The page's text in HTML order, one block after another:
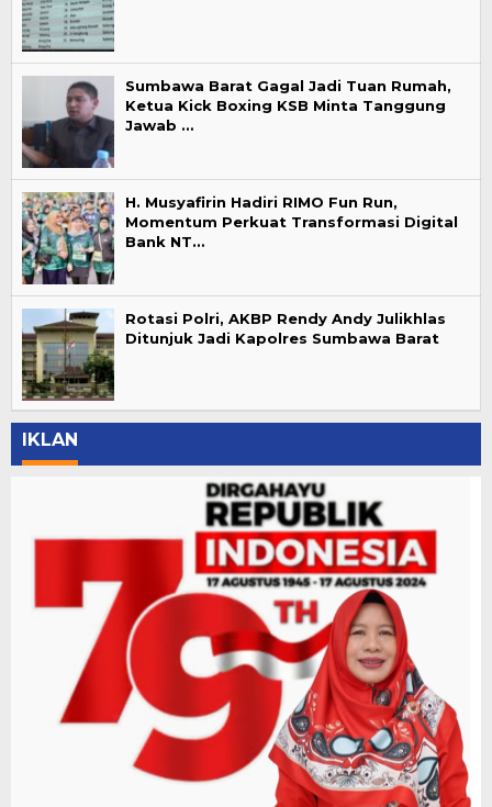
Sumbawa Barat Gagal Jadi Tuan Rumah,
Ketua Kick Boxing KSB Minta Tanggung
Jawab …
H. Musyafirin Hadiri RIMO Fun Run,
Momentum Perkuat Transformasi Digital
Bank NT…
Rotasi Polri, AKBP Rendy Andy Julikhlas
Ditunjuk Jadi Kapolres Sumbawa Barat
IKLAN